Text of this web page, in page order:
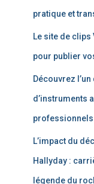
pratique et
Le site de clips
pour publier
Découvrez
d’instruments
professionnels
L’impact du
Hallyday :
légende du